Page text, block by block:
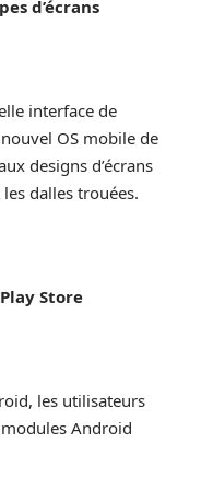
d’écrans
interface de
OS mobile de
designs d’écrans
dalles trouées.
Store
les utilisateurs
Android